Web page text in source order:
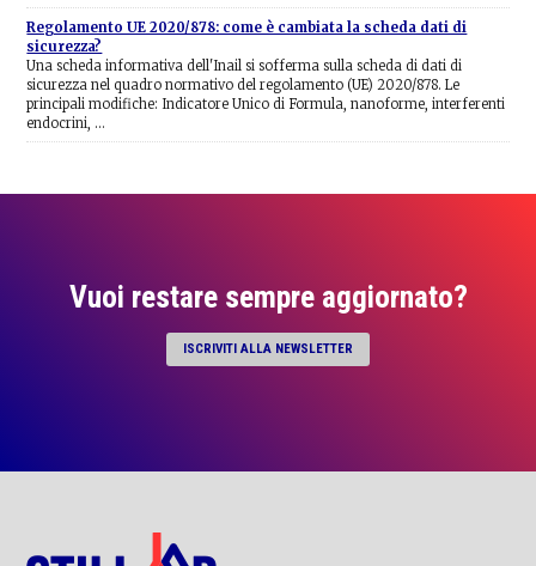
Regolamento UE 2020/878: come è cambiata la scheda dati di
sicurezza?
Una scheda informativa dell'Inail si sofferma sulla scheda di dati di
sicurezza nel quadro normativo del regolamento (UE) 2020/878. Le
principali modifiche: Indicatore Unico di Formula, nanoforme, interferenti
endocrini, …
Vuoi restare sempre aggiornato?
ISCRIVITI ALLA NEWSLETTER